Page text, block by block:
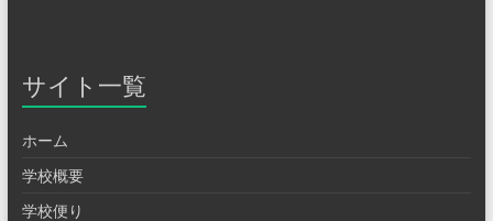
サイト一覧
ホーム
学校概要
学校便り